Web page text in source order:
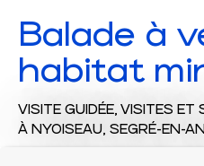
Balade à
habitat
VISITE GUIDÉE, VISITES ET
À NYOISEAU, SEGRÉ-EN-